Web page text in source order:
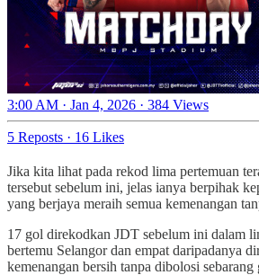
3:00 AM · Jan 4, 2026 · 384 Views
5 Reposts · 16 Likes
Jika kita lihat pada rekod lima pertemuan
tersebut sebelum ini, jelas ianya berpihak
yang berjaya meraih semua kemenangan
17 gol direkodkan JDT sebelum ini dalam
bertemu Selangor dan empat daripadanya
kemenangan bersih tanpa dibolosi sebarang